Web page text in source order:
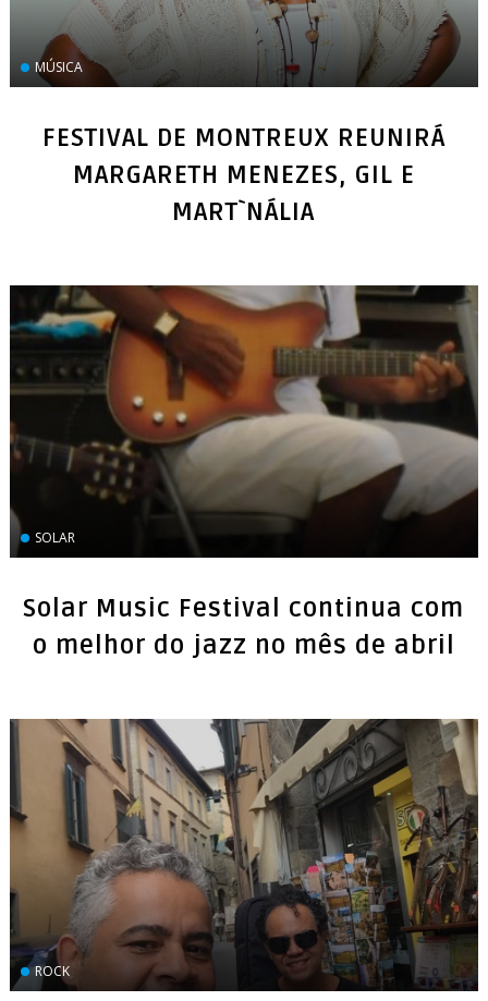
MÚSICA
FESTIVAL DE MONTREUX REUNIRÁ
MARGARETH MENEZES, GIL E
MART`NÁLIA
SOLAR
Solar Music Festival continua com
o melhor do jazz no mês de abril
ROCK